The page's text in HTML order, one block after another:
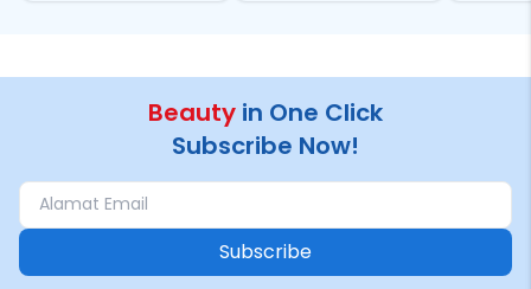
Beauty in One Click
Subscribe Now!
Subscribe